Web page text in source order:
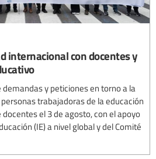
internacional con docentes y
demandas y peticiones en torno a la
trabajadoras de la educación
el 3 de agosto, con el apoyo
(IE) a nivel global y del Comité